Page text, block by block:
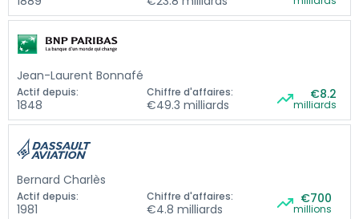
Jean-Laurent Bonnafé
Actif depuis:
1848
Chiffre d'affaires:
€49.3 milliards
€8.2
milliards
Bernard Charlès
Actif depuis:
1981
Chiffre d'affaires:
€4.8 milliards
€700
millions